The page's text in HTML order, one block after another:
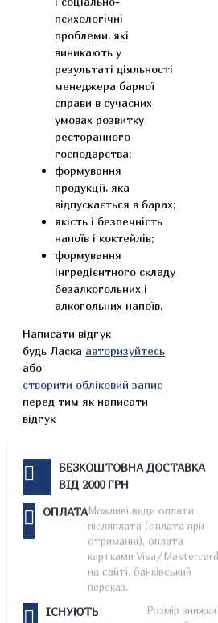
психологічні
проблеми, які
виникають у
результаті діяльності
менеджера барної
справи в сучасних
умовах розвитку
ресторанного
господарства;
формування
продукції, яка
відпускається в барах;
якість і безпечність
напоїв і коктейлів;
формування
інгредієнтного складу
безалкогольних і
алкогольних напоїв.
Написати відгук
будь Ласка авторизуйтесь
або
створити обліковий запис
перед тим як написати
відгук
БЕЗКОШТОВНА ДОСТАВКА
ВІД 2000 ГРН
ОПЛАТАМожливі види оплати:
післяплата (оплата при
отриманні), оплата
картками Visa/Mastercard
на сайті, банківський
переказ.
ІСНУЮТЬ
Розмір знижки